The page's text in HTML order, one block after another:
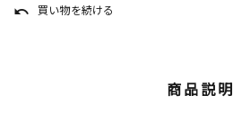
undo 買い物を続ける
商品説明